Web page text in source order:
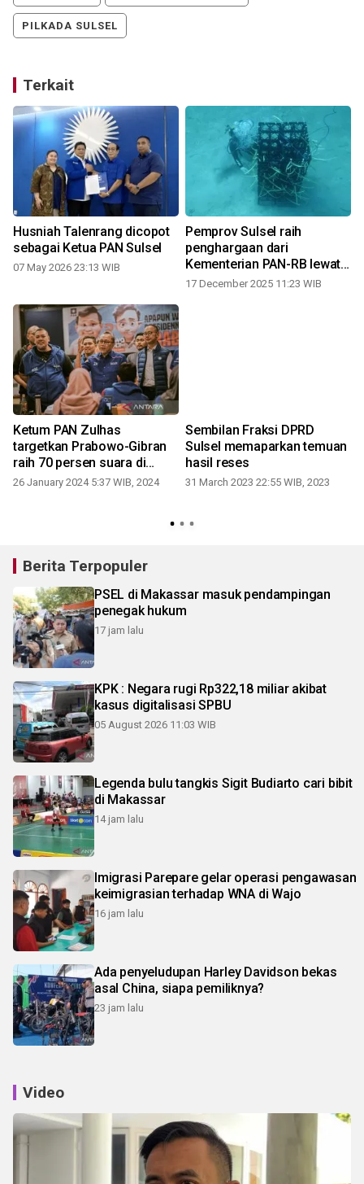
PILKADA SULSEL
Terkait
Husniah Talenrang dicopot
sebagai Ketua PAN Sulsel
07 May 2026 23:13 WIB
Pemprov Sulsel raih
penghargaan dari
Kementerian PAN-RB lewat
inovasi Pacarita
17 December 2025 11:23 WIB
Ketum PAN Zulhas
targetkan Prabowo-Gibran
raih 70 persen suara di
Sulsel
26 January 2024 5:37 WIB, 2024
Sembilan Fraksi DPRD
Sulsel memaparkan temuan
hasil reses
31 March 2023 22:55 WIB, 2023
Berita Terpopuler
PSEL di Makassar masuk pendampingan
penegak hukum
17 jam lalu
KPK : Negara rugi Rp322,18 miliar akibat
kasus digitalisasi SPBU
05 August 2026 11:03 WIB
Legenda bulu tangkis Sigit Budiarto cari bibit
di Makassar
14 jam lalu
Imigrasi Parepare gelar operasi pengawasan
keimigrasian terhadap WNA di Wajo
16 jam lalu
Ada penyeludupan Harley Davidson bekas
asal China, siapa pemiliknya?
23 jam lalu
Video